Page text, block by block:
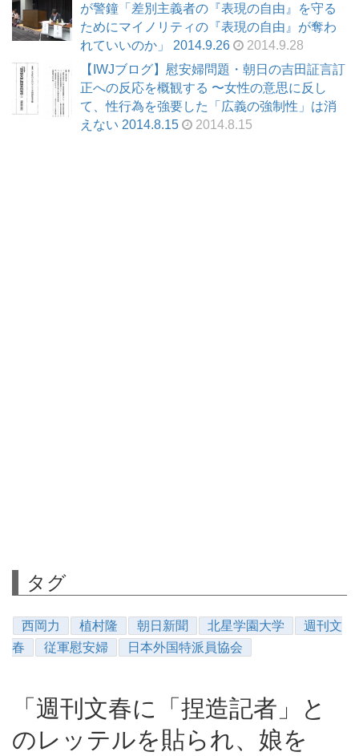
が警鐘「差別主義者の『表現の自由』を守る
ためにマイノリティの『表現の自由』が奪わ
れていいのか」 2014.9.26
2014.9.28
【IWJブログ】慰安婦問題・朝日の吉田証言訂
正への反応を概観する 〜女性の意思に反し
て、性行為を強要した「広義の強制性」は消
えない 2014.8.15
2014.8.15
タグ
西岡力 植村隆 朝日新聞 北星学園大学
週刊文
春
従軍慰安婦 日本外国特派員協会
「週刊文春に「捏造記者」と
のレッテルを貼られ、娘を